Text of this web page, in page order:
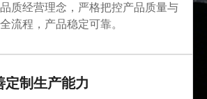
质经营理念，严格把控产品质量与
流程，产品稳定可靠。
定制生产能力